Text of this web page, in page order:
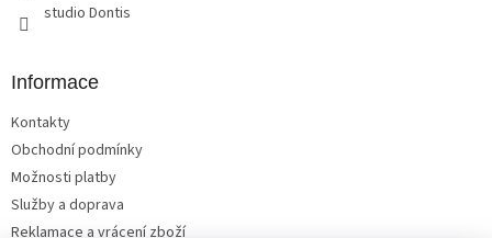
studio Dontis
Informace
Kontakty
Obchodní podmínky
Možnosti platby
Služby a doprava
Reklamace a vrácení zboží